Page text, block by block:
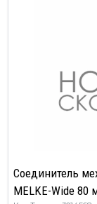
Соединитель
MELKE-Wide 80